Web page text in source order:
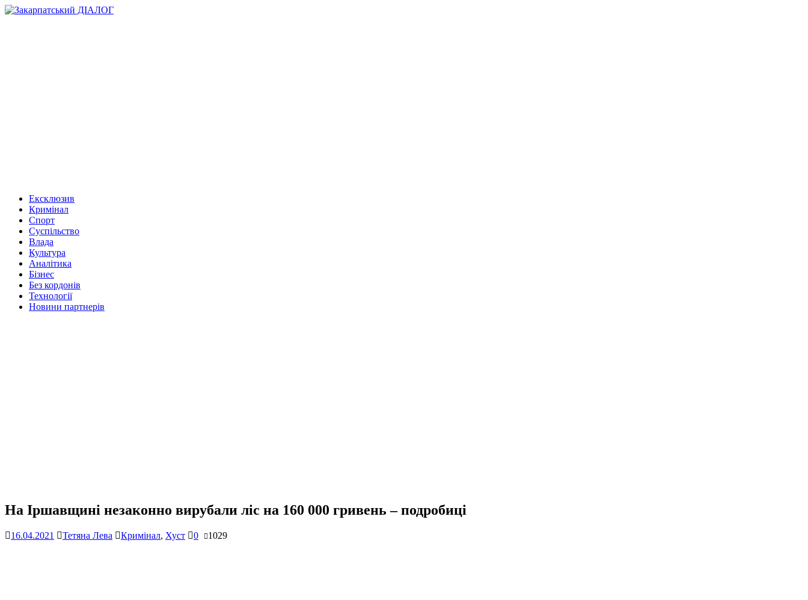
Ексклюзив
Кримінал
Спорт
Суспільство
Влада
Культура
Аналітика
Бізнес
Без кордонів
Технології
Новини партнерів
На Іршавщині незаконно вирубали ліс на 160 000 гривень – подробиці
16.04.2021 Тетяна Лева Кримінал, Хуст 0 1029